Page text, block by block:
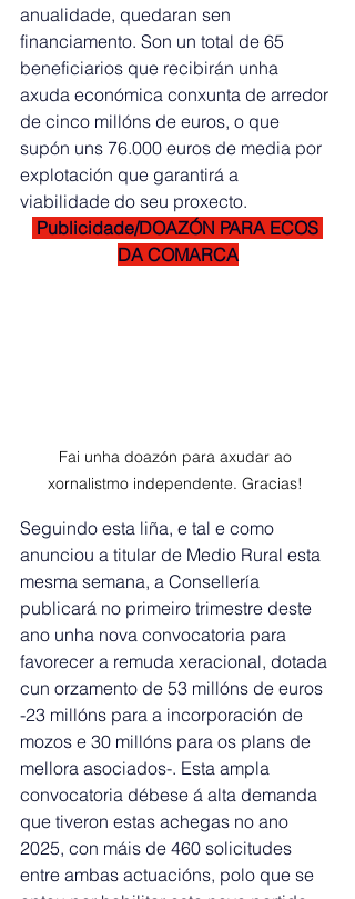
anualidade, quedaran sen
financiamento. Son un total de 65
beneficiarios que recibirán unha
axuda económica conxunta de arredor
de cinco millóns de euros, o que
supón uns 76.000 euros de media por
explotación que garantirá a
viabilidade do seu proxecto.
Publicidade/DOAZÓN PARA ECOS
DA COMARCA
Fai unha doazón para axudar ao
xornalistmo independente. Gracias!
Seguindo esta liña, e tal e como
anunciou a titular de Medio Rural esta
mesma semana, a Consellería
publicará no primeiro trimestre deste
ano unha nova convocatoria para
favorecer a remuda xeracional, dotada
cun orzamento de 53 millóns de euros
-23 millóns para a incorporación de
mozos e 30 millóns para os plans de
mellora asociados-. Esta ampla
convocatoria débese á alta demanda
que tiveron estas achegas no ano
2025, con máis de 460 solicitudes
entre ambas actuacións, polo que se